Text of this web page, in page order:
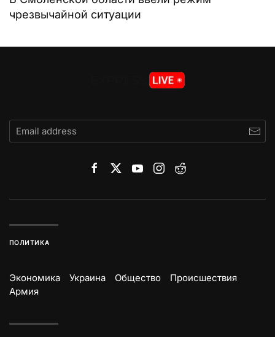
чрезвычайной ситуации
ПОЛИТИКА
Экономика Украина Общество
Происшествия
Армия